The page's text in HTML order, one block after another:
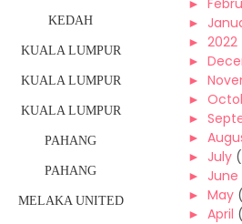
KEDAH
KUALA LUMPUR
KUALA LUMPUR
KUALA LUMPUR
PAHANG
PAHANG
MELAKA UNITED
►
►
► 2022
►
►
►
►
►
► July
► June
► May
► April